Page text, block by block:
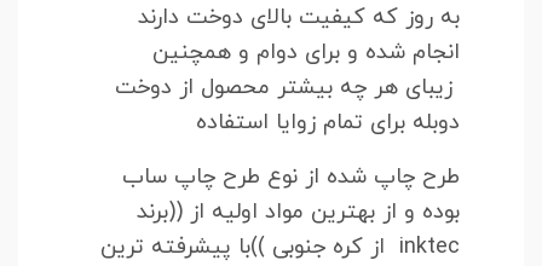
به روز که کیفیت بالای دوخت دارند
انجام شده و برای دوام و همچنین
زیبای هر چه بیشتر محصول از دوخت
دوبله برای تمام زوایا استفاده
طرح چاپ شده از نوع طرح چاپ ساب
بوده و از بهترین مواد اولیه از ((برند
inktec از کره جنوبی ))با پیشرفته ترین